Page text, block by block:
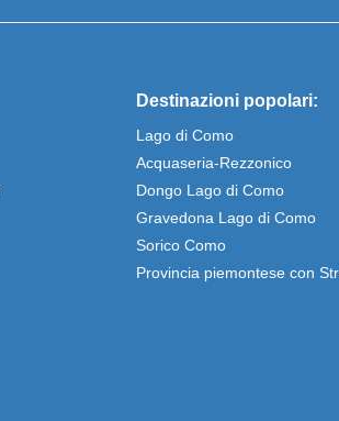
Destinazioni popolari:
Lago di Como
Acquaseria-Rezzonico
Dongo Lago di Como
Gravedona Lago di Como
Sorico Como
Provincia piemontese con